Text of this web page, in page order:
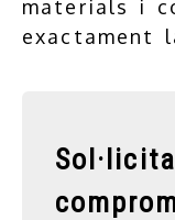
materials i
exactament